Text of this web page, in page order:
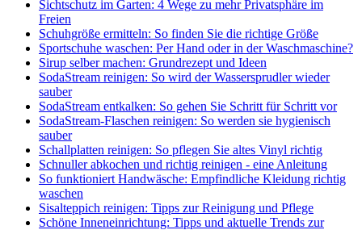
Sichtschutz im Garten: 4 Wege zu mehr Privatsphäre im
Freien
Schuhgröße ermitteln: So finden Sie die richtige Größe
Sportschuhe waschen: Per Hand oder in der Waschmaschine?
Sirup selber machen: Grundrezept und Ideen
SodaStream reinigen: So wird der Wassersprudler wieder
sauber
SodaStream entkalken: So gehen Sie Schritt für Schritt vor
SodaStream-Flaschen reinigen: So werden sie hygienisch
sauber
Schallplatten reinigen: So pflegen Sie altes Vinyl richtig
Schnuller abkochen und richtig reinigen - eine Anleitung
So funktioniert Handwäsche: Empfindliche Kleidung richtig
waschen
Sisalteppich reinigen: Tipps zur Reinigung und Pflege
Schöne Inneneinrichtung: Tipps und aktuelle Trends zur